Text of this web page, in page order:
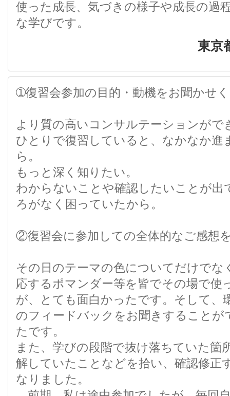
使った成長、気づきの様子や成長の過
な学びです。
東京
➀復習会参加の目的・動機をお聞かせ
より質の高いコンサルテーションがで
ひとりで復習していると、なかなか進
ら。
もっと深く知りたい。
わからないことや確認したいことが出
ろがなく困っていたから。
②復習会に参加しての全体的なご感想
その日のテーマの色についてだけでな
応するポマンダー等を皆でその場で使
が、とても面白かったです。そして、
のフィードバックをお聞きすることが
たです。
また、学びの段階で抜け落ちていた箇
解していたことなどを拾い、確認修正
なりました。